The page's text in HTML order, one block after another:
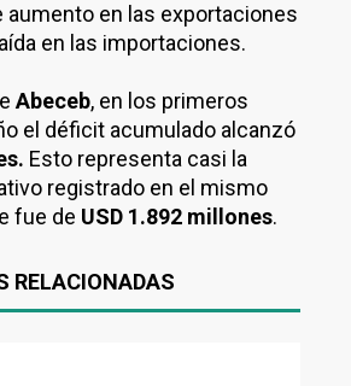
aumento en las exportaciones
en las importaciones.
Abeceb, en los primeros
el déficit acumulado alcanzó
Esto representa casi la
registrado en el mismo
fue de USD 1.892 millones.
RELACIONADAS